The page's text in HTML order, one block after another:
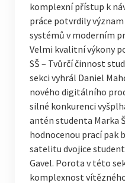
komplexní přístup k
práce potvrdily
systémů v moderním
Velmi kvalitní výkony
SŠ – Tvůrčí činnost
sekci vyhrál Daniel
nového digitálního
silné konkurenci
antén studenta Marka
hodnocenou prací pak
satelitu dvojice
Gavel. Porota v této
komplexnost